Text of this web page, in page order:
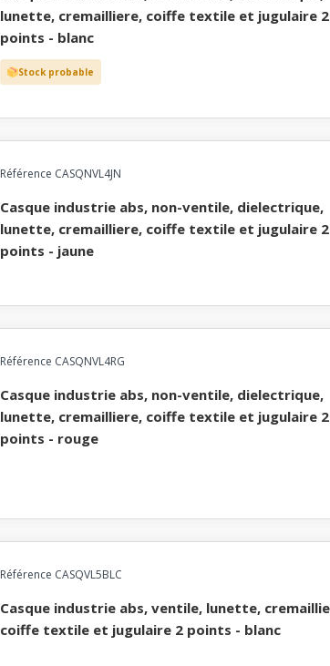
lunette, cremailliere, coiffe textile et jugulaire 2
points - blanc
Stock probable
Référence CASQNVL4JN
casque industrie abs, non-ventile, dielectrique,
lunette, cremailliere, coiffe textile et jugulaire 2
points - jaune
Référence CASQNVL4RG
casque industrie abs, non-ventile, dielectrique,
lunette, cremailliere, coiffe textile et jugulaire 2
points - rouge
Référence CASQVL5BLC
casque industrie abs, ventile, lunette, cremailliere,
coiffe textile et jugulaire 2 points - blanc